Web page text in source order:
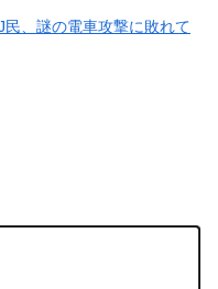
駅でベビーカーにぶつかり
遇その後、原宿から乗っ
民、謎の電車攻撃に敗れて